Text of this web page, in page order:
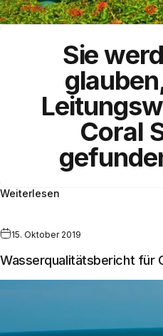
Sie
Coral
Weiterlesen
15. Oktober 2019
Wasserqualitätsbericht für